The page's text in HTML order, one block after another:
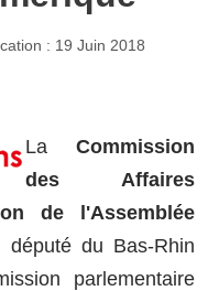
: 19 Juin 2018
La Commission
des Affaires
de l'Assemblée
député du Bas-Rhin
parlementaire